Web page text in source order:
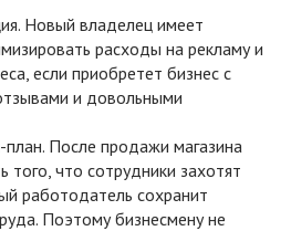
Новый владелец имеет
расходы на рекламу и
если приобретет бизнес с
и довольными
план. После продажи магазина
того, что сотрудники захотят
работодатель сохранит
Поэтому бизнесмену не